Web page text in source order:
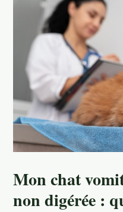
Mon chat
non digérée :